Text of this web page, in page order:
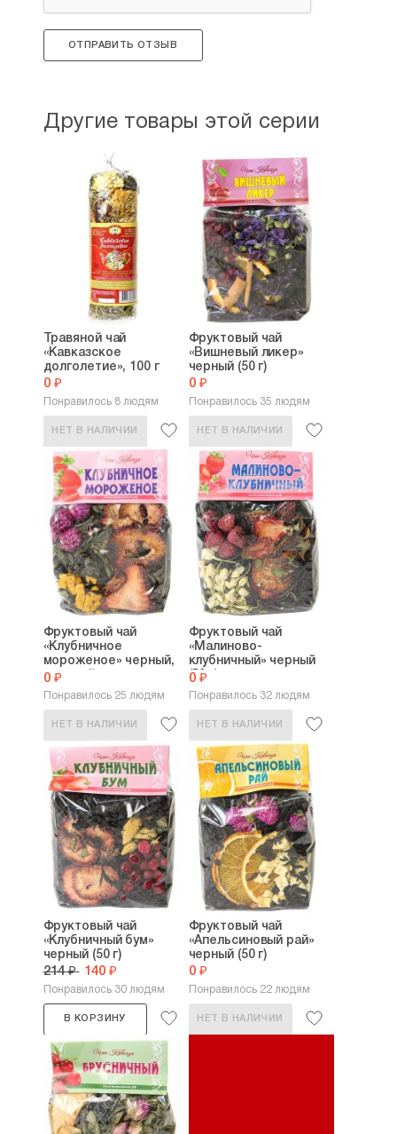
ОТПРАВИТЬ ОТЗЫВ
Другие товары этой серии
Травяной чай
«Кавказское
долголетие», 100 г
0 ₽
Понравилось 8 людям
НЕТ В НАЛИЧИИ
Фруктовый чай
«Вишневый ликер»
черный (50 г)
0 ₽
Понравилось 35 людям
НЕТ В НАЛИЧИИ
Фруктовый чай
«Клубничное
мороженое» черный,
зеленый...
0 ₽
Понравилось 25 людям
НЕТ В НАЛИЧИИ
Фруктовый чай
«Малиново-
клубничный» черный
(50 г)
0 ₽
Понравилось 32 людям
НЕТ В НАЛИЧИИ
Фруктовый чай
«Клубничный бум»
черный (50 г)
214 ₽ 140 ₽
Понравилось 30 людям
В КОРЗИНУ
Фруктовый чай
«Апельсиновый рай»
черный (50 г)
0 ₽
Понравилось 22 людям
НЕТ В НАЛИЧИИ